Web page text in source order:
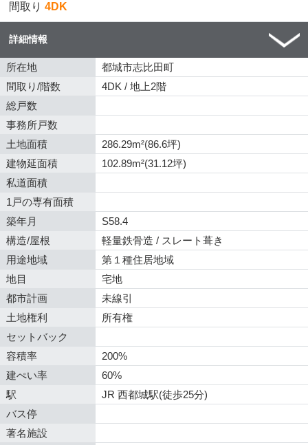
間取り4DK
詳細情報
所在地
都城市志比田町
間取り/階数
4DK / 地上2階
総戸数
事務所戸数
土地面積
286.29m²(86.6坪)
建物延面積
102.89m²(31.12坪)
私道面積
1戸の専有面積
築年月
S58.4
構造/屋根
軽量鉄骨造 / スレート葺き
用途地域
第１種住居地域
地目
宅地
都市計画
未線引
土地権利
所有権
セットバック
容積率
200%
建ぺい率
60%
駅
JR 西都城駅(徒歩25分)
バス停
著名施設